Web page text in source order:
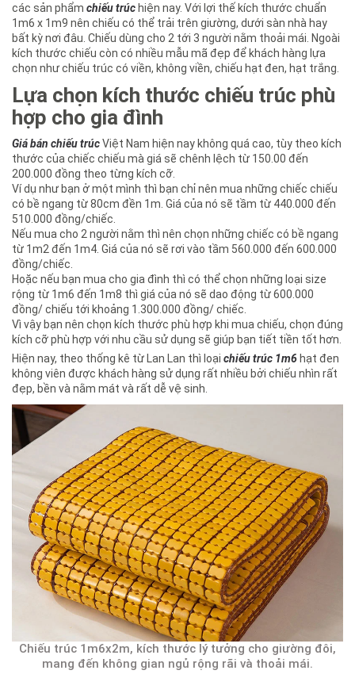
các sản phẩm chiếu trúc hiện nay. Với lợi thế kích thước chuẩn
1m6 x 1m9 nên chiếu có thể trải trên giường, dưới sàn nhà hay
bất kỳ nơi đâu. Chiếu dùng cho 2 tới 3 người nằm thoải mái. Ngoài
kích thước chiếu còn có nhiều mẫu mã đẹp để khách hàng lựa
chọn như chiếu trúc có viền, không viền, chiếu hạt đen, hạt trắng.
Lựa chọn kích thước chiếu trúc phù
hợp cho gia đình
Giá bán chiếu trúcViệt Nam hiện nay không quá cao, tùy theo kích
thước của chiếc chiếu mà giá sẽ chênh lệch từ 150.00 đến
200.000 đồng theo từng kích cỡ.
Ví dụ như bạn ở một mình thì bạn chỉ nên mua những chiếc chiếu
có bề ngang từ 80cm đền 1m. Giá của nó sẽ tầm từ 440.000 đến
510.000 đồng/chiếc.
Nếu mua cho 2 người nằm thì nên chọn những chiếc có bề ngang
từ 1m2 đến 1m4. Giá của nó sẽ rơi vào tầm 560.000 đến 600.000
đồng/chiếc.
Hoặc nếu bạn mua cho gia đình thì có thể chọn những loại size
rộng từ 1m6 đến 1m8 thì giá của nó sẽ dao động từ 600.000
đồng/ chiếu tới khoảng 1.300.000 đồng/ chiếc.
Vì vậy bạn nên chọn kích thước phù hợp khi mua chiếu, chọn đúng
kích cỡ phù hợp với nhu cầu sử dụng sẽ giúp bạn tiết tiền tốt hơn.
Hiện nay, theo thống kê từ Lan Lan thì loại chiếu trúc 1m6 hạt đen
không viên được khách hàng sử dụng rất nhiều bởi chiếu nhìn rất
đẹp, bền và nằm mát và rất dễ vệ sinh.
Chiếu trúc 1m6x2m, kích thước lý tưởng cho giường đôi,
mang đến không gian ngủ rộng rãi và thoải mái.